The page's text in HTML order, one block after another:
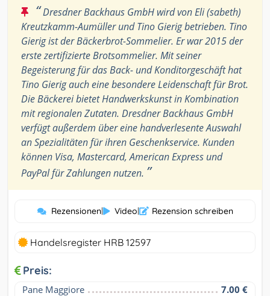
“Dresdner Backhaus GmbH wird von Eli (sabeth)
Kreutzkamm-Aumüller und Tino Gierig betrieben. Tino
Gierig ist der Bäckerbrot-Sommelier. Er war 2015 der
erste zertifizierte Brotsommelier. Mit seiner
Begeisterung für das Back- und Konditorgeschäft hat
Tino Gierig auch eine besondere Leidenschaft für Brot.
Die Bäckerei bietet Handwerkskunst in Kombination
mit regionalen Zutaten. Dresdner Backhaus GmbH
verfügt außerdem über eine handverlesente Auswahl
an Spezialitäten für ihren Geschenkservice. Kunden
können Visa, Mastercard, American Express und
PayPal für Zahlungen nutzen. ”
Rezensionen| Video| Rezension schreiben
Handelsregister HRB 12597
Preis:
Pane Maggiore
7.00 €